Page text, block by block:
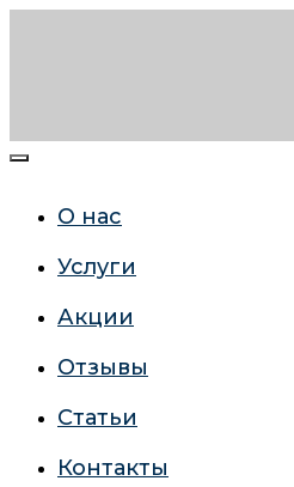
О нас
Услуги
Акции
Отзывы
Статьи
Контакты